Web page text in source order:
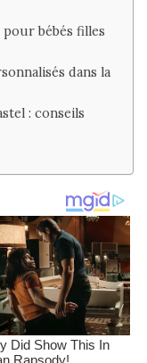
pour bébés filles
dans la
: conseils